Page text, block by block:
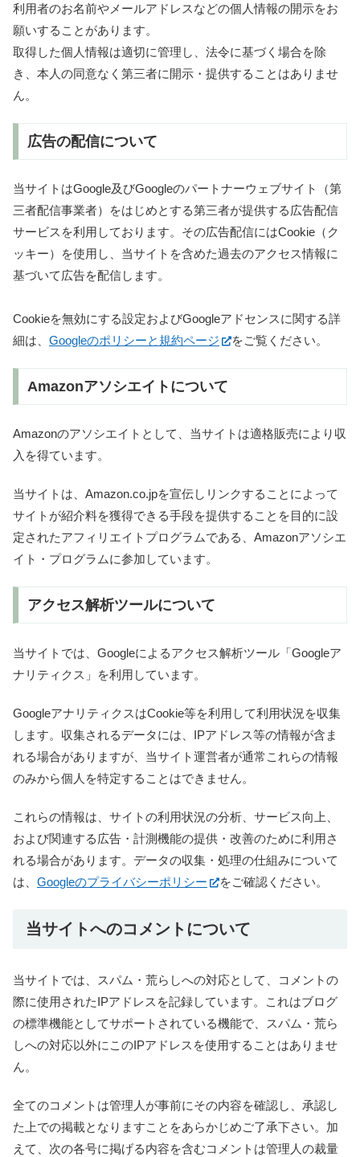
利用者のお名前やメールアドレスなどの個人情報の開示をお
願いすることがあります。
取得した個人情報は適切に管理し、法令に基づく場合を除
き、本人の同意なく第三者に開示・提供することはありませ
ん。
広告の配信について
当サイトはGoogle及びGoogleのパートナーウェブサイト（第
三者配信事業者）をはじめとする第三者が提供する広告配信
サービスを利用しております。その広告配信にはCookie（ク
ッキー）を使用し、当サイトを含めた過去のアクセス情報に
基づいて広告を配信します。
Cookieを無効にする設定およびGoogleアドセンスに関する詳
細は、 Googleのポリシーと規約ページ をご覧ください。
Amazonアソシエイトについて
Amazonのアソシエイトとして、当サイトは適格販売により収
入を得ています。
当サイトは、Amazon.co.jpを宣伝しリンクすることによって
サイトが紹介料を獲得できる手段を提供することを目的に設
定されたアフィリエイトプログラムである、Amazonアソシエ
イト・プログラムに参加しています。
アクセス解析ツールについて
当サイトでは、Googleによるアクセス解析ツール「Googleア
ナリティクス」を利用しています。
GoogleアナリティクスはCookie等を利用して利用状況を収集
します。収集されるデータには、IPアドレス等の情報が含ま
れる場合がありますが、当サイト運営者が通常これらの情報
のみから個人を特定することはできません。
これらの情報は、サイトの利用状況の分析、サービス向上、
および関連する広告・計測機能の提供・改善のために利用さ
れる場合があります。データの収集・処理の仕組みについて
は、 Googleのプライバシーポリシー をご確認ください。
当サイトへのコメントについて
当サイトでは、スパム・荒らしへの対応として、コメントの
際に使用されたIPアドレスを記録しています。これはブログ
の標準機能としてサポートされている機能で、スパム・荒ら
しへの対応以外にこのIPアドレスを使用することはありませ
ん。
全てのコメントは管理人が事前にその内容を確認し、承認し
た上での掲載となりますことをあらかじめご了承下さい。加
えて、次の各号に掲げる内容を含むコメントは管理人の裁量